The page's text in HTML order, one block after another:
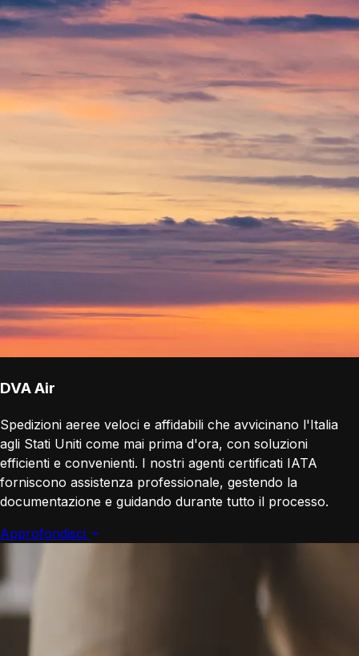
DVA Air
Spedizioni aeree veloci e affidabili che avvicinano l'Italia
agli Stati Uniti come mai prima d'ora, con soluzioni
efficienti e convenienti. I nostri agenti certificati IATA
forniscono assistenza professionale, gestendo la
documentazione e guidando durante tutto il processo.
Approfondisci